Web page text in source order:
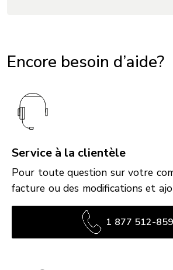
Encore besoin d’aide?
Service à la clientèle
Pour toute question sur votre
facture ou des modifications et
1 877 512-